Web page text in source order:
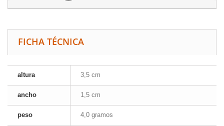
FICHA TÉCNICA
altura 3,5 cm
ancho 1,5 cm
peso 4,0 gramos